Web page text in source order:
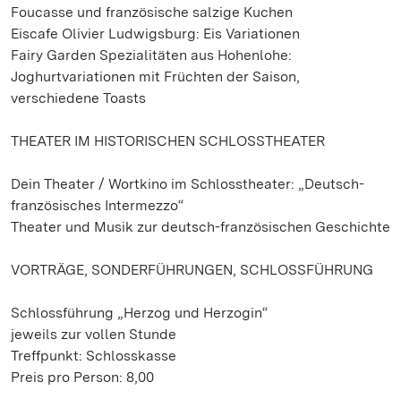
Foucasse und französische salzige Kuchen
Eiscafe Olivier Ludwigsburg: Eis Variationen
Fairy Garden Spezialitäten aus Hohenlohe:
Joghurtvariationen mit Früchten der Saison,
verschiedene Toasts
THEATER IM HISTORISCHEN SCHLOSSTHEATER
Dein Theater / Wortkino im Schlosstheater: „Deutsch-
französisches Intermezzo“
Theater und Musik zur deutsch-französischen Geschichte
VORTRÄGE, SONDERFÜHRUNGEN, SCHLOSSFÜHRUNG
Schlossführung „Herzog und Herzogin“
jeweils zur vollen Stunde
Treffpunkt: Schlosskasse
Preis pro Person: 8,00